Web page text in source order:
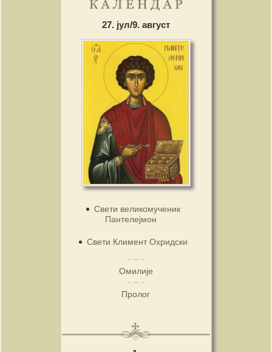
27. јул/9. август
Свети великомученик
Пантелејмон
Свети Климент Охридски
Омилије
Пролог